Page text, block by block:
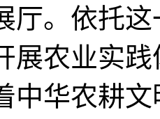
厅。依托
展农业实
中华农耕